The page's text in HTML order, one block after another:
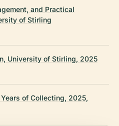
and Practical
of Stirling
University of Stirling, 2025
of Collecting, 2025,